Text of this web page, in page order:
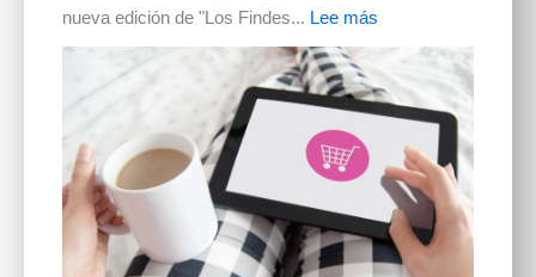
nueva edición de "Los Findes... Lee más